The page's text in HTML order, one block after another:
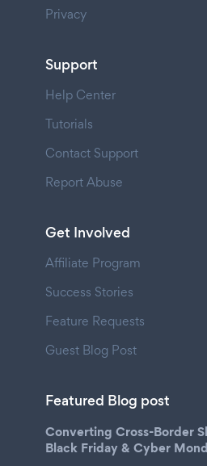
Privacy
Support
Help Center
Tutorials
Contact Support
Report Abuse
Get Involved
Affiliate Program
Success Stories
Feature Requests
Guest Blog Post
Featured Blog post
Converting Cross-Border
Black Friday & Cyber